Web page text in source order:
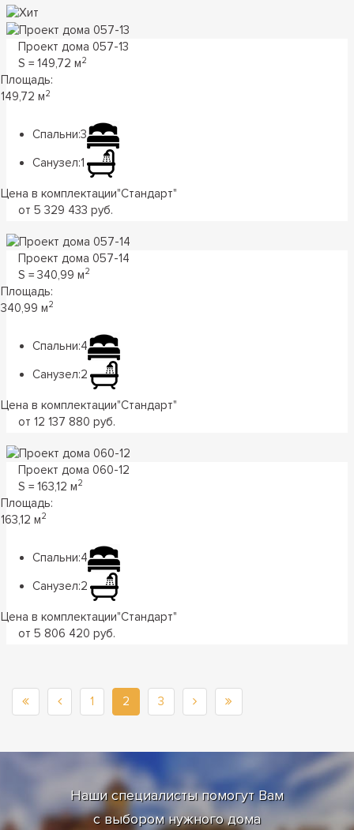
Проект дома 057-13
S = 149,72 м2
Площадь:
149,72 м2
Спальни:3
Санузел:1
Цена в комплектации"Стандарт"
от 5 329 433 руб.
Проект дома 057-14
S = 340,99 м2
Площадь:
340,99 м2
Спальни:4
Санузел:2
Цена в комплектации"Стандарт"
от 12 137 880 руб.
Проект дома 060-12
S = 163,12 м2
Площадь:
163,12 м2
Спальни:4
Санузел:2
Цена в комплектации"Стандарт"
от 5 806 420 руб.
1 2 3
Наши специалисты помогут Вам
с выбором нужного дома